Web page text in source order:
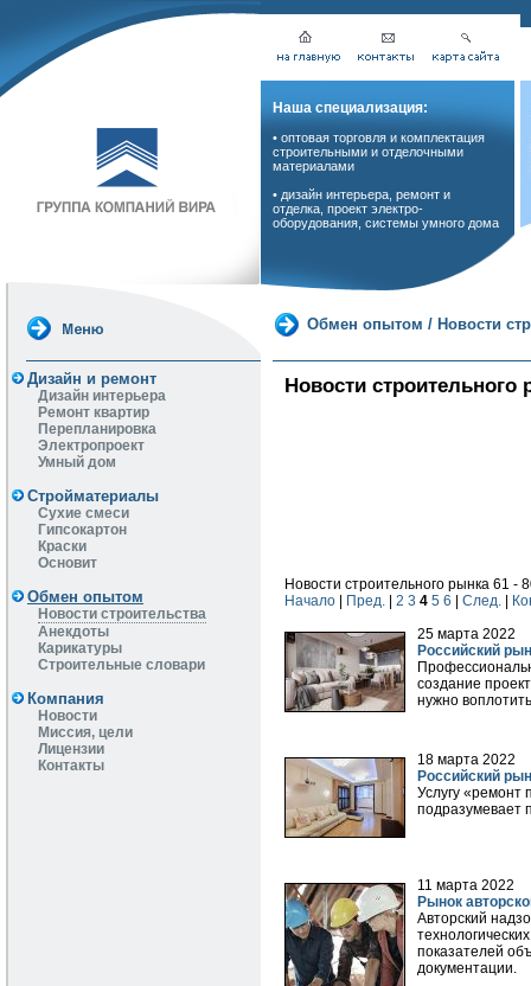
Наша специализация:
• оптовая торговля и комплектация
строительными и отделочными
материалами
• дизайн интерьера, ремонт и
отделка, проект электро-
оборудования, системы умного дома
Дизайн и ремонт
Дизайн интерьера
Ремонт квартир
Перепланировка
Электропроект
Умный дом
Стройматериалы
Сухие смеси
Гипсокартон
Краски
Основит
Обмен опытом
Новости строительства
Анекдоты
Карикатуры
Строительные словари
Компания
Новости
Миссия, цели
Лицензии
Контакты
Обмен опытом / Новости
Новости строительного
Новости строительного рынка 61 -
Начало | Пред. | 2 3 4 5 6 | След. |
25 марта 2022
Российский
создание
нужно
18 марта 2022
Российский
Услугу «ремонт
подразумевает
11 марта 2022
Рынок
Авторский
показателей
документации.